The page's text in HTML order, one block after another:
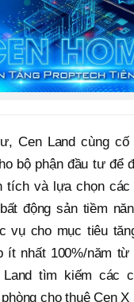
Cen Land cùng
bộ phận đầu tư để
tích và lựa chọn
động sản tiềm
vụ cho mục tiêu
ít nhất 100%/năm từ
Land tìm kiếm các
cho thuê Cen X